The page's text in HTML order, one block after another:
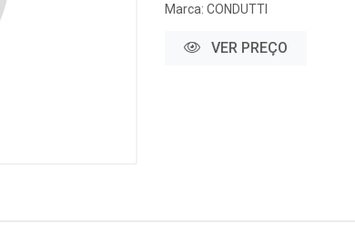
Marca: CONDUTTI
VER PREÇO